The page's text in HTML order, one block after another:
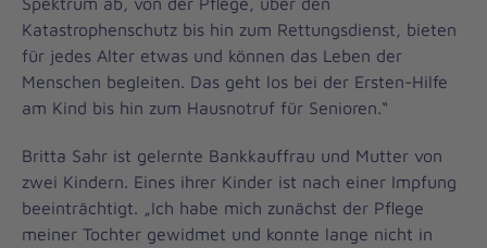
Katastrophenschutz bis hin zum Rettungsdienst, bieten
für jedes Alter etwas und können das Leben der
Menschen begleiten. Das geht los bei der Ersten-Hilfe
am Kind bis hin zum Hausnotruf für Senioren.“
Britta Sahr ist gelernte Bankkauffrau und Mutter von
zwei Kindern. Eines ihrer Kinder ist nach einer Impfung
beeinträchtigt. „Ich habe mich zunächst der Pflege
meiner Tochter gewidmet und konnte lange nicht in